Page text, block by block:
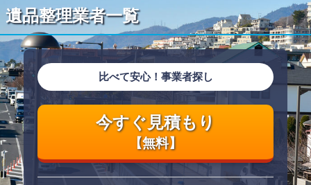
遺品整理業者一覧
比べて安心！事業者探し
今すぐ見積もり
【無料】